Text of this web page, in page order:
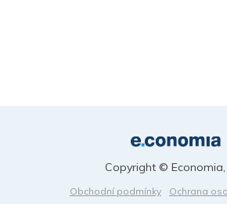
Obchodní podmínky
Ochrana
Copyright © Economia,